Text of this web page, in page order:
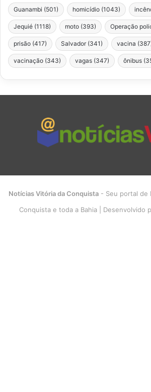
Guanambi (501) homicídio (1043)
Jequié (1118) moto (393) Operação
prisão (417) Salvador (341) vacina
vacinação (343) vagas (347) ônibus
Notícias Vitória da Conquista - Seu portal de
Conquista e toda a Bahia | Desenvolvido